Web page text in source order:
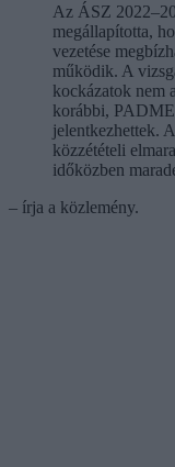
Az ÁSZ
megállapította,
vezetése
működik. A
kockázatok nem
korábbi,
jelentkezhettek.
közzétételi
időközben
– írja a közlemény.